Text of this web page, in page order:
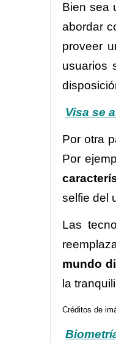
Bien sea
abordar
proveer
usuarios
Visa se
Por otra
Por
selfie del
Las
mundo
la
Créditos de